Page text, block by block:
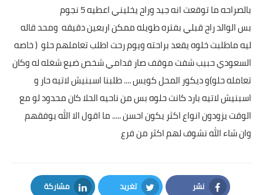
بالصراحه ما توقعت انه جيد وراح يخليني اعطيه 5 نجوم
بس الوالد راح قبلي بفتره طويله ممكن اربعين دقيقه ومحد قاله
ليه ماطلبت خلوه يقعد براحته ويوم رحت اطلب تعاملهم حلو ( خاصه
السعودي حبيب شفت موقف صار قدامي شخص ضيع شغله له وكان
تعامله حلو)و ديكور المحل كويس .... طلبنا اسبنيش لاتيه حار و
اسبنيش لاتيه بارد كانت حلوه بس من ناحيه الحلا كان محدود لو مع
الوقت يزودون انواع اكثر يكون احسن ..... ما اقول الا الله يوفقهم
وان شاء الله نشوف لهم اكثر من فرع
نشر تغريد مشاركة